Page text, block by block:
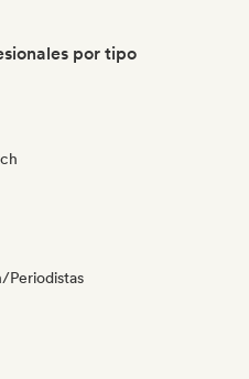
por tipo
Periodistas